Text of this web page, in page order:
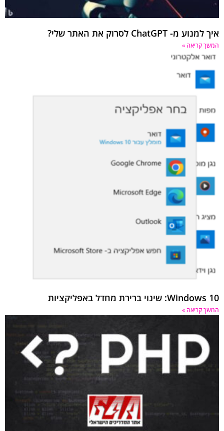
איך למנוע מ- ChatGPT לסרוק את האתר שלי?
המשך קריאה »
Windows 10: שינוי ברירת מחדל באפליקציות
המשך קריאה »